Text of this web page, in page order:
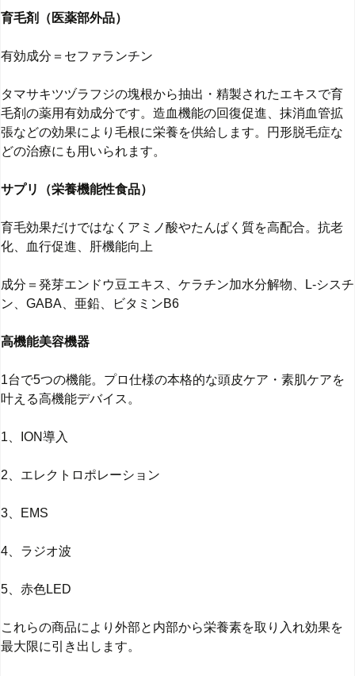
育毛剤（医薬部外品）
有効成分＝セファランチン
タマサキツヅラフジの塊根から抽出・精製されたエキスで育
毛剤の薬用有効成分です。造血機能の回復促進、抹消血管拡
張などの効果により毛根に栄養を供給します。円形脱毛症な
どの治療にも用いられます。
サプリ（栄養機能性食品）
育毛効果だけではなくアミノ酸やたんぱく質を高配合。抗老
化、血行促進、肝機能向上
成分＝発芽エンドウ豆エキス、ケラチン加水分解物、L-シスチ
ン、GABA、亜鉛、ビタミンB6
高機能美容機器
1台で5つの機能。プロ仕様の本格的な頭皮ケア・素肌ケアを
叶える高機能デバイス。
1、ION導入
2、エレクトロポレーション
3、EMS
4、ラジオ波
5、赤色LED
これらの商品により外部と内部から栄養素を取り入れ効果を
最大限に引き出します。